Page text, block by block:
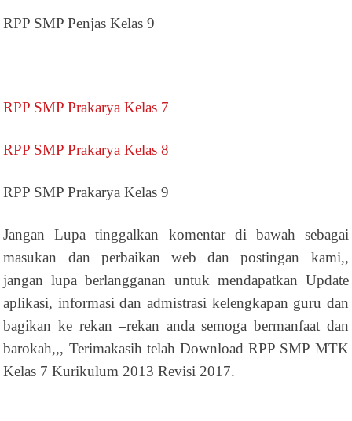
RPP SMP Penjas Kelas 9
RPP SMP Prakarya Kelas 7
RPP SMP Prakarya Kelas 8
RPP SMP Prakarya Kelas 9
Jangan Lupa tinggalkan komentar di bawah sebagai
masukan dan perbaikan web dan postingan kami,,
jangan lupa berlangganan untuk mendapatkan Update
aplikasi, informasi dan admistrasi kelengkapan guru dan
bagikan ke rekan –rekan anda semoga bermanfaat dan
barokah,,, Terimakasih telah Download RPP SMP MTK
Kelas 7 Kurikulum 2013 Revisi 2017.